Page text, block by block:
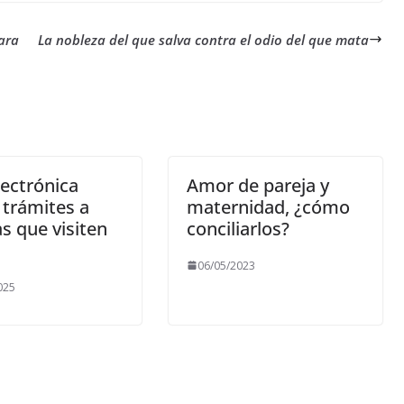
La nobleza del que salva contra el odio del que mata
a
que visiten
Amor de pareja y
maternidad, ¿cómo
conciliarlos?
06/05/2023